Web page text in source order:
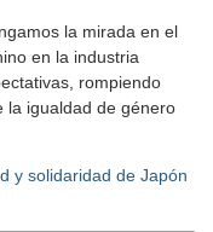
la mirada en el
en la industria
rompiendo
la igualdad de género
y solidaridad de Japón